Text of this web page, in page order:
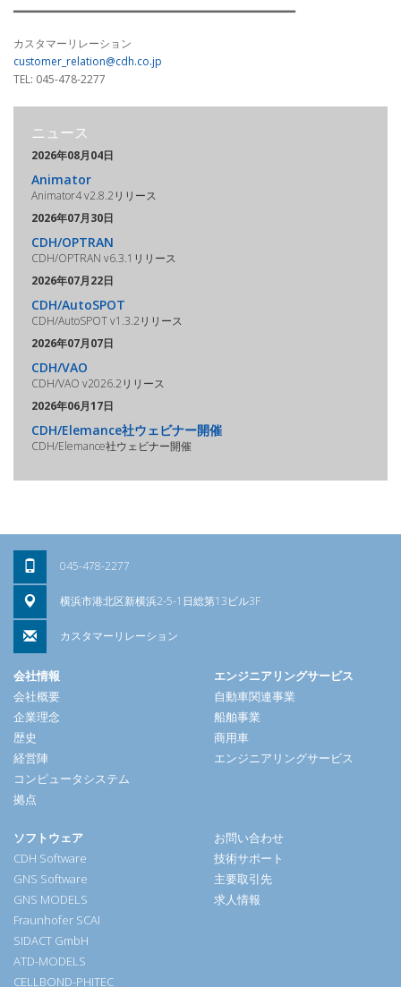
━━━━━━━━━━━━━━━━━━━━━━━━━━━━━━━━━━━
カスタマーリレーション
customer_relation@cdh.co.jp
TEL: 045-478-2277
ニュース
2026年08月04日
Animator
Animator4 v2.8.2リリース
2026年07月30日
CDH/OPTRAN
CDH/OPTRAN v6.3.1リリース
2026年07月22日
CDH/AutoSPOT
CDH/AutoSPOT v1.3.2リリース
2026年07月07日
CDH/VAO
CDH/VAO v2026.2リリース
2026年06月17日
CDH/Elemance社ウェビナー開催
CDH/Elemance社ウェビナー開催
045-478-2277
横浜市港北区新横浜2-5-1日総第13ビル3F
カスタマーリレーション
会社情報
会社概要
企業理念
歴史
経営陣
コンピュータシステム
拠点
エンジニアリングサービス
自動車関連事業
船舶事業
商用車
エンジニアリングサービス
ソフトウェア
CDH Software
GNS Software
GNS MODELS
Fraunhofer SCAI
SIDACT GmbH
ATD-MODELS
CELLBOND-PHITEC
お問い合わせ
技術サポート
主要取引先
求人情報